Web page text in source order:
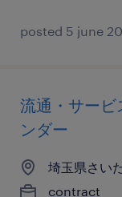
posted 5 june
流通・サービ
ンダー
埼玉県さい
contract